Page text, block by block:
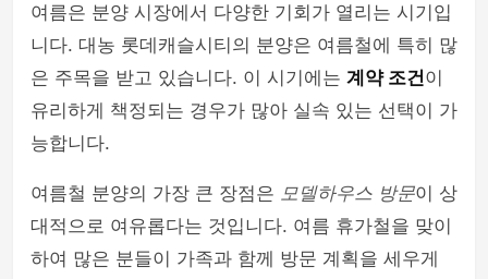
여름은 분양 시장에서 다양한 기회가 열리는 시기입
니다. 대농 롯데캐슬시티의 분양은 여름철에 특히 많
은 주목을 받고 있습니다. 이 시기에는 계약 조건이
유리하게 책정되는 경우가 많아 실속 있는 선택이 가
능합니다.
여름철 분양의 가장 큰 장점은 모델하우스 방문이 상
대적으로 여유롭다는 것입니다. 여름 휴가철을 맞이
하여 많은 분들이 가족과 함께 방문 계획을 세우게